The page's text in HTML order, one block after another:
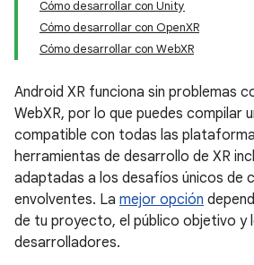
Cómo desarrollar con Unity
Cómo desarrollar con OpenXR
Cómo desarrollar con WebXR
Android XR funciona sin problemas
WebXR, por lo que puedes compilar
compatible con todas las
herramientas de desarrollo de XR
adaptadas a los desafíos únicos de
envolventes. La mejor opción
de tu proyecto, el público objetivo y
desarrolladores.